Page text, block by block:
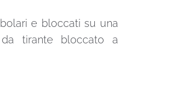
e bloccati su una
tirante bloccato a